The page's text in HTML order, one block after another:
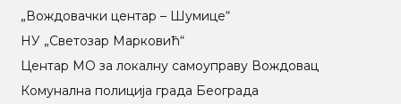
„Вождовачки центар – Шумице“
НУ „Светозар Марковић“
Центар МO за локалну самоуправу Вождовац
Комунална полиција града Београда